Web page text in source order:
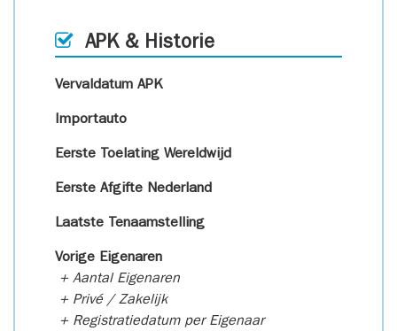
APK & Historie
Vervaldatum APK
Importauto
Eerste Toelating Wereldwijd
Eerste Afgifte Nederland
Laatste Tenaamstelling
Vorige Eigenaren
+ Aantal Eigenaren
+ Privé / Zakelijk
+ Registratiedatum per Eigenaar